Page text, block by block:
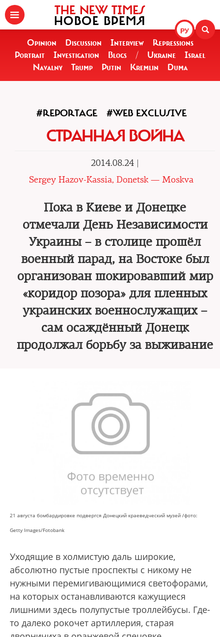
РУ
THE NEW TIMES
НОВОЕ ВРЕМЯ
Opinion Discussion Interview
Repressions
Portrait
Investigation Blogs / Ukraine
Israel
Navalny
Trump Putin Kremlin Duma
#REPORTAGE #WEB EXCLUSIVE
СТРАННАЯ ВОЙНА
2014.08.24 |
Sergey Hazov-Kassia, Donetsk — Moskva
Пока в Киеве и Донецке
отмечали День Независимости
Украины – в столице прошёл
военный парад, на Востоке был
организован шокировавший мир
«коридор позора» для пленных
украинских военнослужащих –
сам осаждённый Донецк
продолжал борьбу за выживание
21 августа бомбардировке подвергся Донецкий краеведческий музей /фото:
Getty Images/Fotobank
Уходящие в холмистую даль широкие,
абсолютно пустые проспекты с никому не
нужными перемигивающимися светофорами,
на которых останавливаются кажущиеся
лишними здесь полупустые троллейбусы. Где-
то далеко рокочет артиллерия, старая